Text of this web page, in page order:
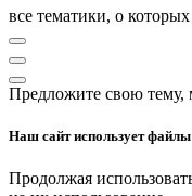
все тематики, о
Предложите свою тему,
Наш сайт использует
Продолжая